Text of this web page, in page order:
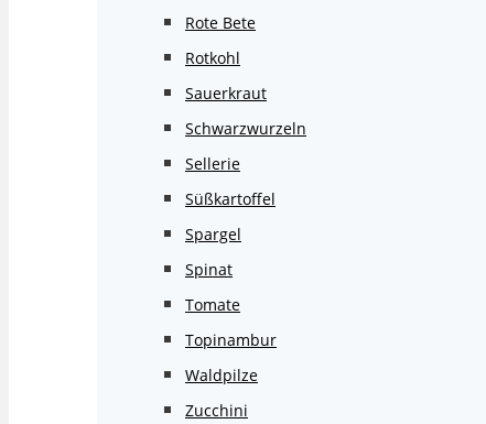
Rote Bete
Rotkohl
Sauerkraut
Schwarzwurzeln
Sellerie
Süßkartoffel
Spargel
Spinat
Tomate
Topinambur
Waldpilze
Zucchini